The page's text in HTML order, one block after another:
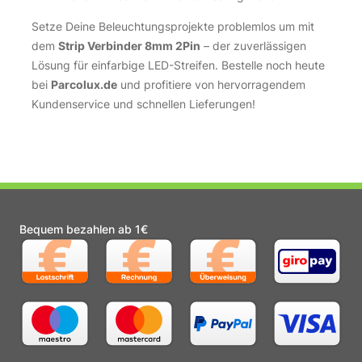
Setze Deine Beleuchtungsprojekte problemlos um mit
dem Strip Verbinder 8mm 2Pin – der zuverlässigen
Lösung für einfarbige LED-Streifen. Bestelle noch heute
bei Parcolux.de und profitiere von hervorragendem
Kundenservice und schnellen Lieferungen!
Bequem bezahlen ab 1€